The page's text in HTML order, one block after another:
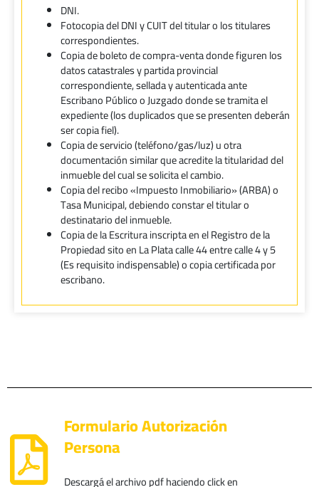
DNI.
Fotocopia del DNI y CUIT del titular o los titulares
correspondientes.
Copia de boleto de compra-venta donde figuren los
datos catastrales y partida provincial
correspondiente, sellada y autenticada ante
Escribano Público o Juzgado donde se tramita el
expediente (los duplicados que se presenten deberán
ser copia fiel).
Copia de servicio (teléfono/gas/luz) u otra
documentación similar que acredite la titularidad del
inmueble del cual se solicita el cambio.
Copia del recibo «Impuesto Inmobiliario» (ARBA) o
Tasa Municipal, debiendo constar el titular o
destinatario del inmueble.
Copia de la Escritura inscripta en el Registro de la
Propiedad sito en La Plata calle 44 entre calle 4 y 5
(Es requisito indispensable) o copia certificada por
escribano.
Formulario Autorización
Persona
Descargá el archivo pdf haciendo click en